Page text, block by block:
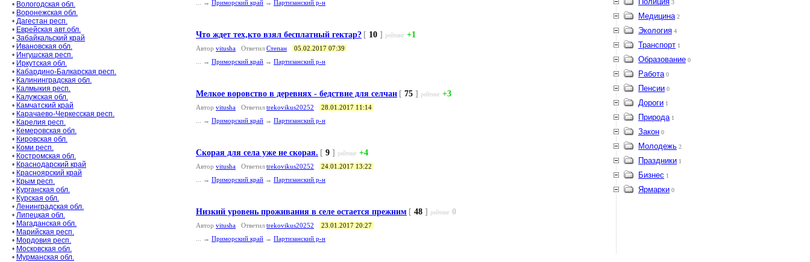
• Вологодская обл.
• Воронежская обл.
• Дагестан респ.
• Еврейская авт.обл.
• Забайкальский край
• Ивановская обл.
• Ингушская респ.
• Иркутская обл.
• Кабардино-Балкарская респ.
• Калининградская обл.
• Калмыкия респ.
• Калужская обл.
• Камчатский край
• Карачаево-Черкесская респ.
• Карелия респ.
• Кемеровская обл.
• Кировская обл.
• Коми респ.
• Костромская обл.
• Краснодарский край
• Красноярский край
• Крым респ.
• Курганская обл.
• Курская обл.
• Ленинградская обл.
• Липецкая обл.
• Магаданская обл.
• Марийская респ.
• Мордовия респ.
• Московская обл.
• Мурманская обл.
... → Приморский край → Партизанский р-н
Что ждет тех,кто взял бесплатный гектар? [ 10 ] рейтинг +1
Автор vitusha Ответил Степан
05.02.2017 07:39
... → Приморский край → Партизанский р-н
Мелкое воровство в деревнях - бедствие для селчан [ 75 ] рейтинг +3
Автор vitusha Ответил trekovikus20252
28.01.2017 11:14
... → Приморский край → Партизанский р-н
Скорая для села уже не скорая. [ 9 ] рейтинг +4
Автор vitusha Ответил trekovikus20252
24.01.2017 13:22
... → Приморский край → Партизанский р-н
Низкий уровень проживания в селе остается прежним [ 48 ] рейтинг 0
Автор vitusha Ответил trekovikus20252
23.01.2017 20:27
... → Приморский край → Партизанский р-н
3
Медицина 2
Экология 4
Транспорт 1
Образование 0
Работа 0
Пенсии 0
Дороги 1
Природа 1
Закон 0
Молодежь 2
Праздники 1
Бизнес 1
Ярмарки 0